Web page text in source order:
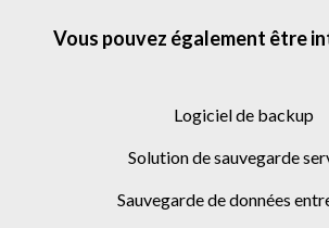
Vous pouvez également être
logiciel de backup
solution de sauvegarde
sauvegarde de données